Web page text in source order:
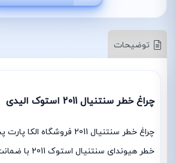
توضیحات
چراغ خطر سنتنیال 2011 استوک الیدی
چراغ خطر سنتنیال 2011
خطر هیوندای